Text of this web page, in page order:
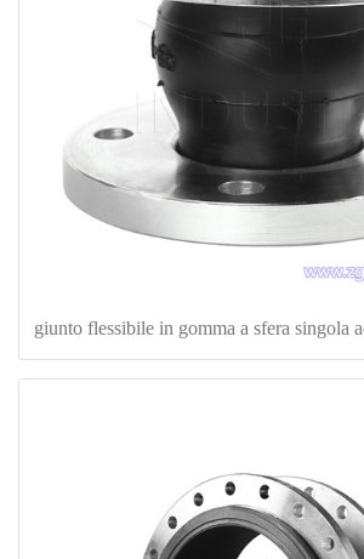
giunto flessibile in gomma a sfera singola